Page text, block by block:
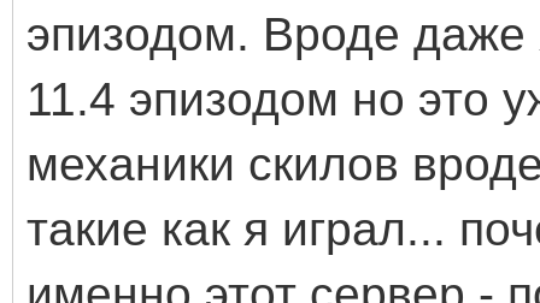
эпизодом. Вроде даже
11.4 эпизодом но это
механики скилов
такие как я играл...